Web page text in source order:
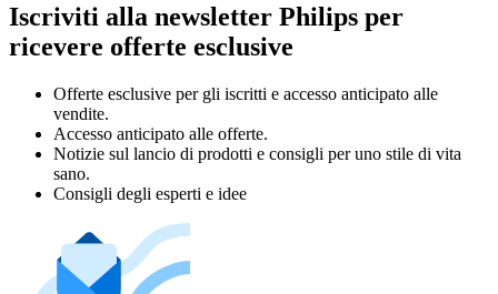
Iscriviti alla newsletter Philips per
ricevere offerte esclusive
Offerte esclusive per gli iscritti e accesso anticipato alle
vendite.
Accesso anticipato alle offerte.
Notizie sul lancio di prodotti e consigli per uno stile di vita
sano.
Consigli degli esperti e idee